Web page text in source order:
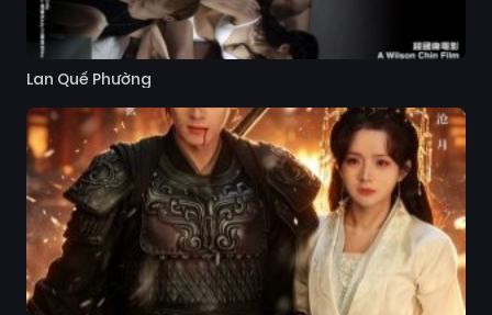
Lan Quế Phường